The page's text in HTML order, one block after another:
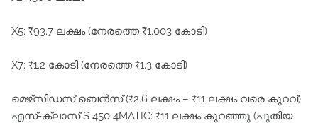
X5: ₹93.7 ലക്ഷം (നേരത്തെ ₹1.003 കോടി)
X7: ₹1.2 കോടി (നേരത്തെ ₹1.3 കോടി)
മെഴ്‌സിഡസ് ബെൻസ് (₹2.6 ലക്ഷം – ₹11 ലക്ഷം വരെ കുറവ്)
എസ്-ക്ലാസ് S 450 4MATIC: ₹11 ലക്ഷം കുറഞ്ഞു (പുതിയ